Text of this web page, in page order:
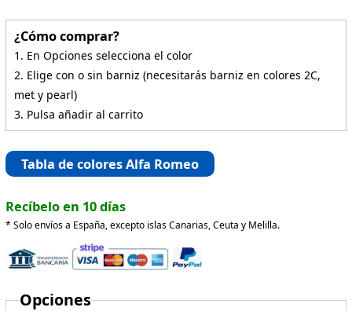
¿Cómo comprar?
1. En Opciones selecciona el color
2. Elige con o sin barniz (necesitarás barniz en colores 2C,
met y pearl)
3. Pulsa añadir al carrito
Tabla de colores Alfa Romeo
Recíbelo en 10 días
* Solo envíos a España, excepto islas Canarias, Ceuta y Melilla.
Opciones